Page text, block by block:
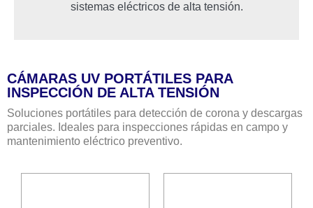
sistemas eléctricos de alta tensión.
CÁMARAS UV PORTÁTILES PARA
INSPECCIÓN DE ALTA TENSIÓN
Soluciones portátiles para detección de corona y descargas
parciales. Ideales para inspecciones rápidas en campo y
mantenimiento eléctrico preventivo.